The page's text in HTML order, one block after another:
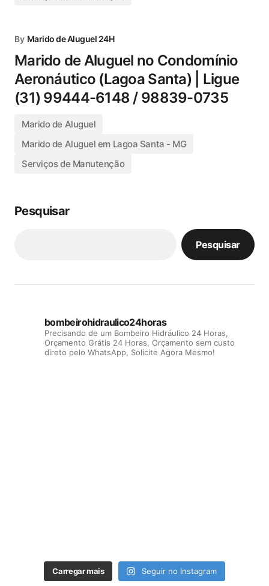
By Marido de Aluguel 24H
Marido de Aluguel no Condomínio
Aeronáutico (Lagoa Santa) | Ligue
(31) 99444-6148 / 98839-0735
Marido de Aluguel
Marido de Aluguel em Lagoa Santa - MG
Serviços de Manutenção
Pesquisar
Pesquisar
bombeirohidraulico24horas
Precisando de um Bombeiro Hidráulico 24 Horas,
Orçamento Grátis 24 Horas, Orçamento sem custo
direto pelo WhatsApp, Solicite Agora Mesmo!
Carregar mais Seguir no Instagram